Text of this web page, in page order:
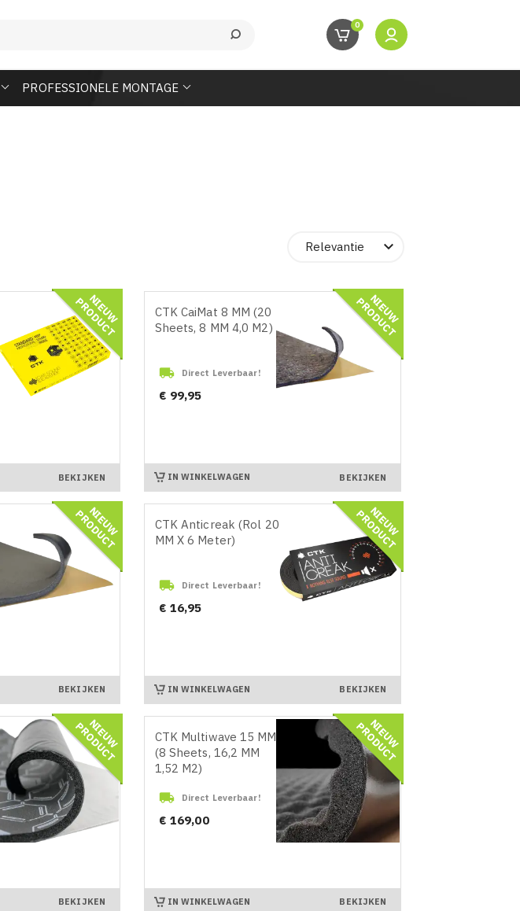
0
PROFESSIONELE MONTAGE
Relevantie 
N
I
E
U
W
P
R
O
D
U
C
T
BEKIJKEN
CTK CaiMat 8 MM (20
Sheets, 8 MM 4,0 M2)
 Direct Leverbaar!
Prijs
€ 99,95
N
I
E
U
W
P
R
O
D
U
C
T
IN WINKELWAGEN BEKIJKEN
N
I
E
U
W
P
R
O
D
U
C
T
BEKIJKEN
CTK Anticreak (Rol 20
MM X 6 Meter)
 Direct Leverbaar!
Prijs
€ 16,95
N
I
E
U
W
P
R
O
D
U
C
T
IN WINKELWAGEN BEKIJKEN
N
I
E
U
W
P
R
O
D
U
C
T
BEKIJKEN
CTK Multiwave 15 MM
(8 Sheets, 16,2 MM
1,52 M2)
 Direct Leverbaar!
Prijs
€ 169,00
N
I
E
U
W
P
R
O
D
U
C
T
IN WINKELWAGEN BEKIJKEN